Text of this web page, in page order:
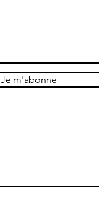
Je m'abonne